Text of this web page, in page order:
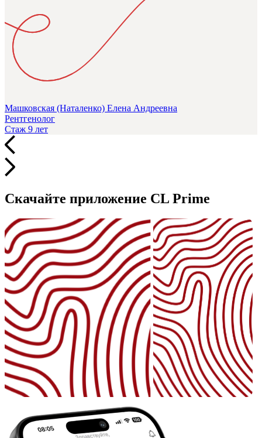
Машковская (Наталенко) Елена Андреевна
Рентгенолог
Стаж 9 лет
Скачайте приложение CL Prime